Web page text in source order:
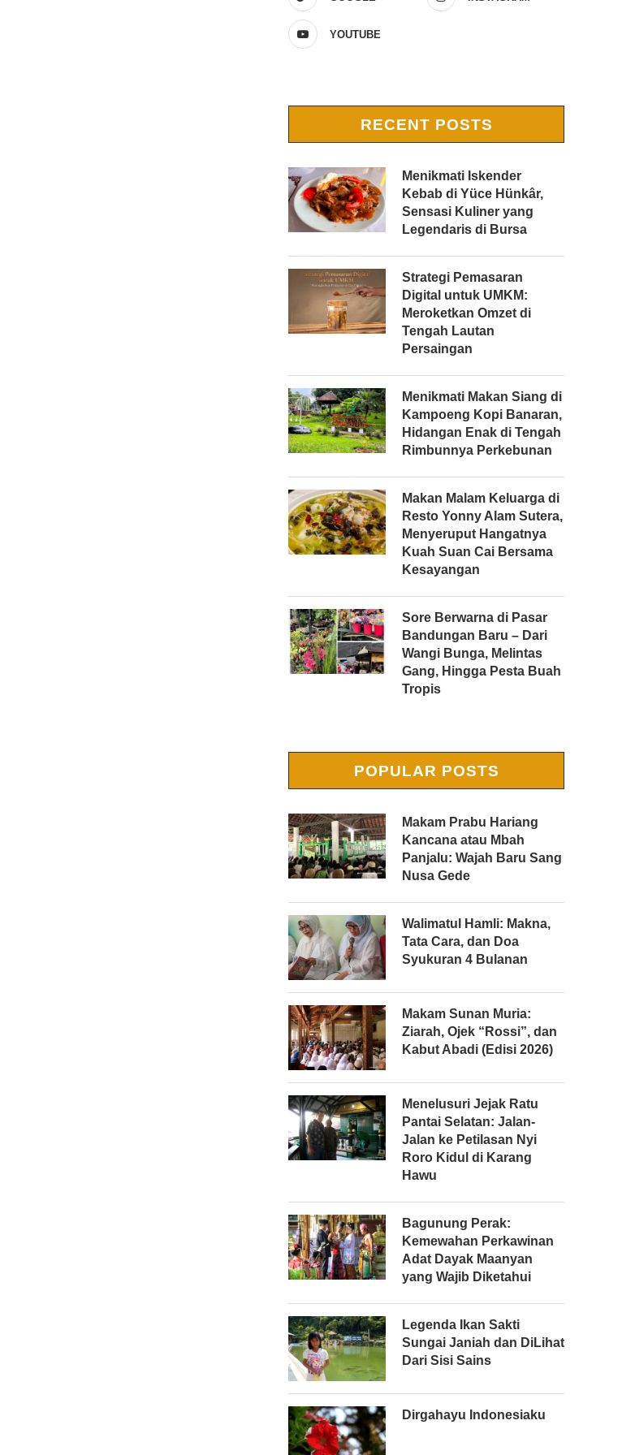
YOUTUBE
RECENT POSTS
Menikmati Iskender
Kebab di Yüce Hünkâr,
Sensasi Kuliner yang
Legendaris di Bursa
Strategi Pemasaran
Digital untuk UMKM:
Meroketkan Omzet di
Tengah Lautan
Persaingan
Menikmati Makan Siang di
Kampoeng Kopi Banaran,
Hidangan Enak di Tengah
Rimbunnya Perkebunan
Makan Malam Keluarga di
Resto Yonny Alam Sutera,
Menyeruput Hangatnya
Kuah Suan Cai Bersama
Kesayangan
Sore Berwarna di Pasar
Bandungan Baru – Dari
Wangi Bunga, Melintas
Gang, Hingga Pesta Buah
Tropis
POPULAR POSTS
Makam Prabu Hariang
Kancana atau Mbah
Panjalu: Wajah Baru Sang
Nusa Gede
Walimatul Hamli: Makna,
Tata Cara, dan Doa
Syukuran 4 Bulanan
Makam Sunan Muria:
Ziarah, Ojek “Rossi”, dan
Kabut Abadi (Edisi 2026)
Menelusuri Jejak Ratu
Pantai Selatan: Jalan-
Jalan ke Petilasan Nyi
Roro Kidul di Karang
Hawu
Bagunung Perak:
Kemewahan Perkawinan
Adat Dayak Maanyan
yang Wajib Diketahui
Legenda Ikan Sakti
Sungai Janiah dan DiLihat
Dari Sisi Sains
Dirgahayu Indonesiaku